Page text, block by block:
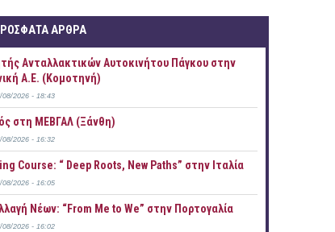
AΡΘΡΑ
Ανταλλακτικών Αυτοκινήτου Πάγκου στην
Α.Ε. (Κομοτηνή)
2026 - 18:43
στη ΜΕΒΓΑΛ (Ξάνθη)
2026 - 16:32
Course: “ Deep Roots, New Paths” στην Ιταλία
2026 - 16:05
Νέων: “From Me to We” στην Πορτογαλία
2026 - 16:02